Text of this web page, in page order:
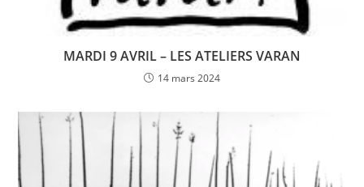
MARDI 9 AVRIL – LES ATELIERS VARAN
14 mars 2024